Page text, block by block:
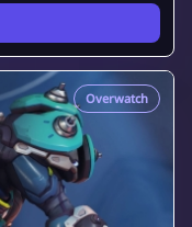
Overwatch